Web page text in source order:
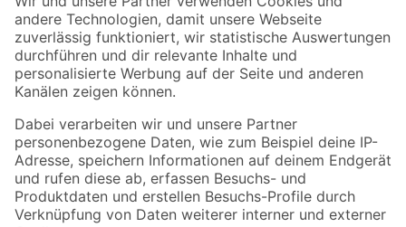
Folge uns
Zahlungsarten Versandarten
Sicher einkaufen